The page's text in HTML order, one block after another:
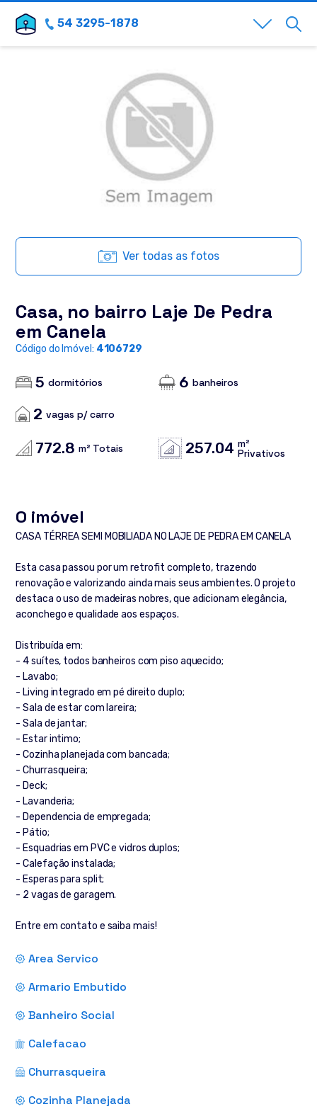
54 3295-1878
Ver todas as fotos
Casa, no bairro Laje De Pedra
em Canela
Código do Imóvel: 4106729
5 dormitórios 6 banheiros
2 vagas p/ carro
772.8 m² Totais 257.04 m²
Privativos
O imóvel
CASA TÉRREA SEMI MOBILIADA NO LAJE DE PEDRA EM CANELA
Esta casa passou por um retrofit completo, trazendo
renovação e valorizando ainda mais seus ambientes. O projeto
destaca o uso de madeiras nobres, que adicionam elegância,
aconchego e qualidade aos espaços.
Distribuída em:
- 4 suítes, todos banheiros com piso aquecido;
- Lavabo;
- Living integrado em pé direito duplo;
- Sala de estar com lareira;
- Sala de jantar;
- Estar intimo;
- Cozinha planejada com bancada;
- Churrasqueira;
- Deck;
- Lavanderia;
- Dependencia de empregada;
- Pátio;
- Esquadrias em PVC e vidros duplos;
- Calefação instalada;
- Esperas para split;
- 2 vagas de garagem.
Entre em contato e saiba mais!
Area Servico
Armario Embutido
Banheiro Social
Calefacao
Churrasqueira
Cozinha Planejada